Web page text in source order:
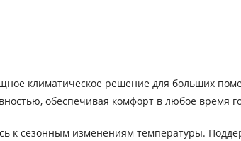
климатическое решение для больших
обеспечивая комфорт в любое время
к сезонным изменениям температуры.